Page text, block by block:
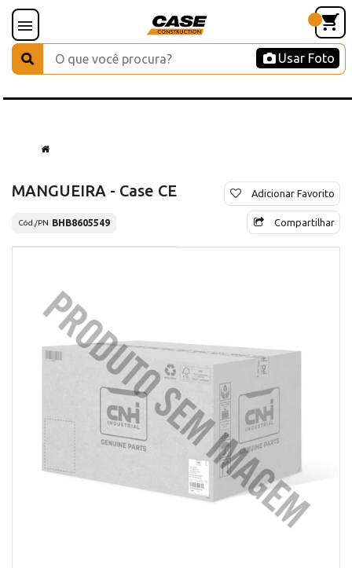
Usar Foto
MANGUEIRA - Case CE
Cód./PN BHB8605549
Adicionar Favorito
Compartilhar